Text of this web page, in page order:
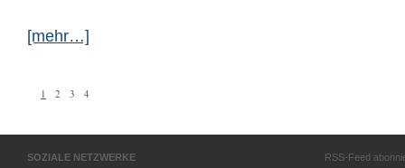
[mehr…]
1 2 3 4
SOZIALE NETZWERKE RSS-Feed